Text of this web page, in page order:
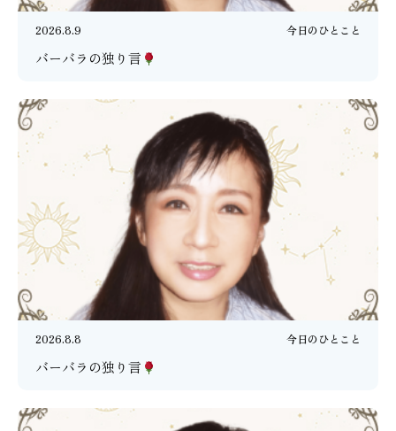
2026.8.9 今日のひとこと
バーバラの独り言
2026.8.8 今日のひとこと
バーバラの独り言